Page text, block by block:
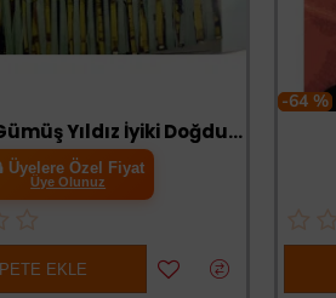
Mavi Üzeri Gümüş Yıldız İyiki Doğdun Flama Süs
Üyelere Özel Fiyat
Üye Olunuz
EKLE
-64 %